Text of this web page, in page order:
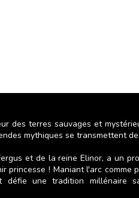
des terres sauvages et
mythiques se transmettent
et de la reine Elinor, a un
princesse ! Maniant l'arc comme
une tradition millénaire